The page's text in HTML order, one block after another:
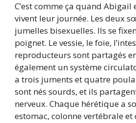
C’est comme ça quand Abigail
vivent leur journée. Les deux
jumelles bisexuelles. Ils se
poignet. Le vessie, le foie,
reproducteurs sont partagés
également un système
a trois juments et quatre
sont nés sourds, et ils
nerveux. Chaque hérétique a
estomac, colonne vertébrale